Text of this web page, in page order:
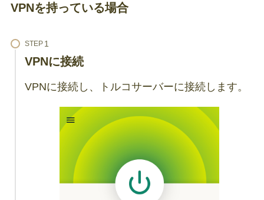
VPNを持っている場合
STEP
VPNに接続
VPNに接続し、トルコサーバーに接続します。